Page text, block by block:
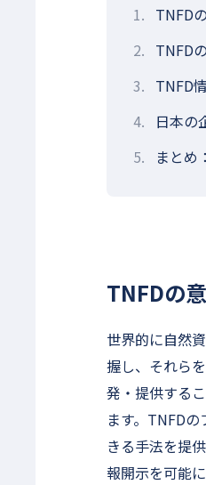
1. TNFD
2. TNFD
3. TNFD
4.
日本の
5.
まとめ
TNFDの
世界的に自然
握し、それら
発・提供する
ます。TNFD
きる手法を提
報開示を可能